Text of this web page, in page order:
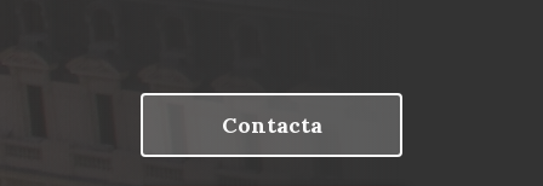
Contacta